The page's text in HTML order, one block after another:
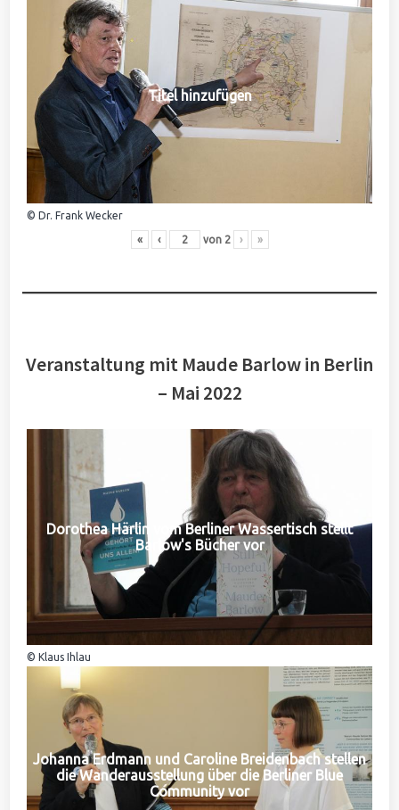
Titel hinzufügen
© Dr. Frank Wecker
« ‹ von 2 › »
Veranstaltung mit Maude Barlow in Berlin
– Mai 2022
Dorothea Härlin vom Berliner Wassertisch stellt
Barlow's Bücher vor
© Klaus Ihlau
Johanna Erdmann und Caroline Breidenbach stellen
die Wanderausstellung über die Berliner Blue
Community vor